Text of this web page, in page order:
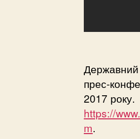
прес-
2017 року.
https://
m.